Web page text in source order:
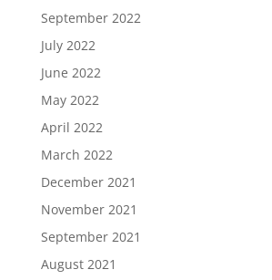
September 2022
July 2022
June 2022
May 2022
April 2022
March 2022
December 2021
November 2021
September 2021
August 2021